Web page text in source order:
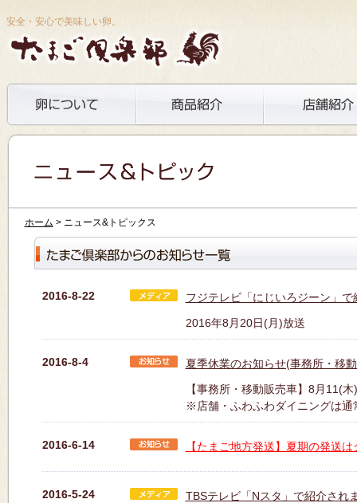
安全・安心で美味しい卵。
ホーム > ニュース&トピックス
2016-8-22
フジテレビ「にじいろジーン」
2016年8月20日(月)放送
2016-8-4
夏季休業のお知らせ(事務所・移
【事務所・移動販売車】8月11(
※店舗・ふわふわダイニングは通
2016-6-14 【たまご地方発送】夏期の発送
2016-5-24
TBSテレビ「Nスタ」で紹介され